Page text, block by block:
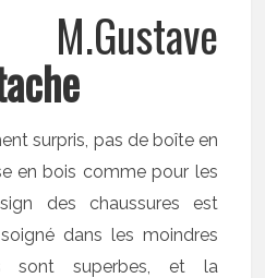
surpris, pas de boîte en
en bois comme pour les
des chaussures est
dans les moindres
sont superbes, et la